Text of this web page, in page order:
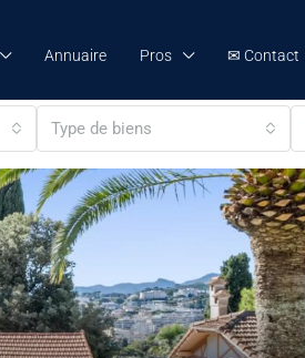
Annuaire Pros ✉ Contact
Type de biens